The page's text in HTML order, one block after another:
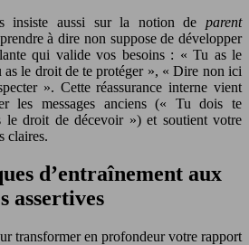
insiste aussi sur la notion de parent
à dire non suppose de développer
qui valide vos besoins : « Tu as le
as le droit de te protéger », « Dire non ici
». Cette réassurance interne vient
les messages anciens (« Tu dois te
le droit de décevoir ») et soutient votre
claires.
d’entraînement aux
assertives
transformer en profondeur votre rapport